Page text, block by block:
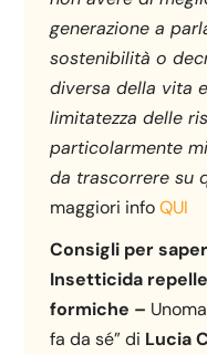
generazione a
sostenibilità o
diversa della vita
limitatezza delle
particolarmente
da trascorrere su
maggiori infoQUI
Consigli per
Insetticida
formiche –
fa da sé” di Lucia